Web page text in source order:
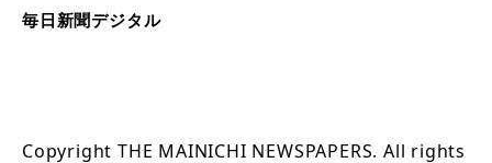
毎日新聞デジタル
Copyright THE MAINICHI NEWSPAPERS. All rights